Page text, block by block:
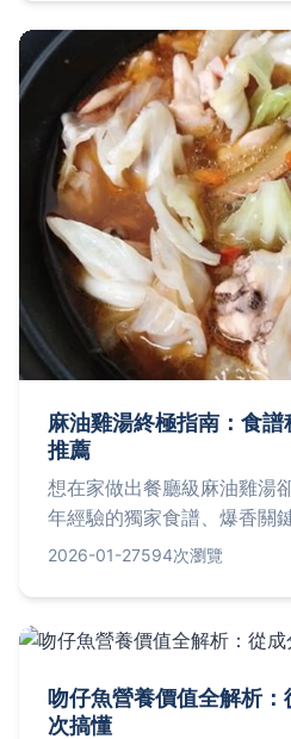
麻油雞湯終極指南：食
推薦
想在家做出餐廳級麻油雞湯
年經驗的獨家食譜、爆香關
高評價麻油雞湯店，附地址
2026-01-27594次瀏覽
吻仔魚營養價值全解析
次搞懂